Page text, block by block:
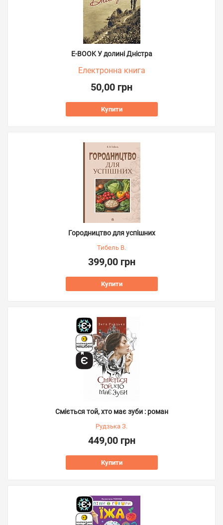
E-BOOK У долині Дністра
Електронна книга
50,00 грн
Купити
Городництво для успішних
Тибель В.
399,00 грн
Купити
Сміється той, хто має зуби : роман
Рудзька З.
449,00 грн
Купити